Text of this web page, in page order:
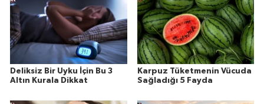
Deliksiz Bir Uyku İçin Bu 3
Altın Kurala Dikkat
Karpuz Tüketmenin Vücuda
Sağladığı 5 Fayda